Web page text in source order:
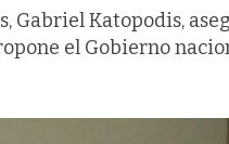
Gabriel Katopodis,
el Gobierno